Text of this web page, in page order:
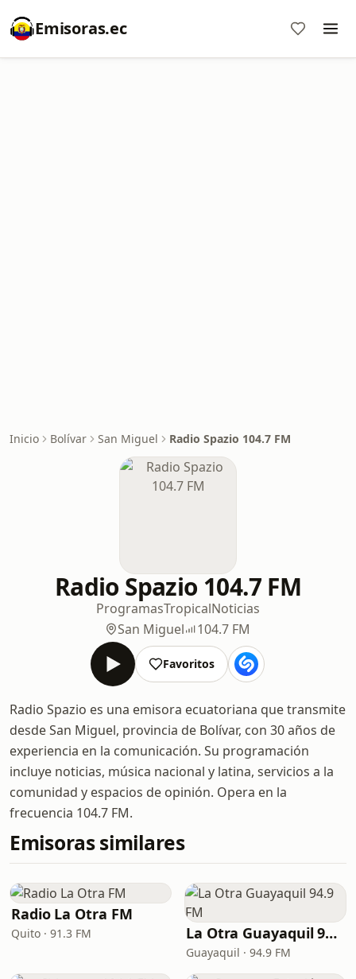
Emisoras.ec
Inicio Bolívar San Miguel Radio Spazio 104.7 FM
Radio Spazio 104.7 FM
ProgramasTropicalNoticias
San Miguel
104.7 FM
Favoritos
Radio Spazio es una emisora ecuatoriana que transmite
desde San Miguel, provincia de Bolívar, con 30 años de
experiencia en la comunicación. Su programación
incluye noticias, música nacional y latina, servicios a la
comunidad y espacios de opinión. Opera en la
frecuencia 104.7 FM.
Emisoras similares
Radio La Otra FM
Quito · 91.3 FM La Otra Guayaquil 94.9 FM
Guayaquil · 94.9 FM